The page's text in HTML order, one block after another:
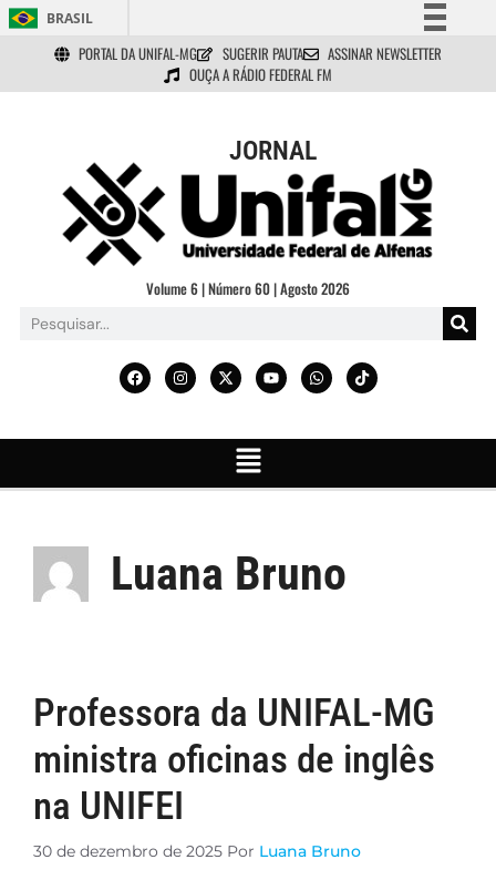
BRASIL
Simplifique!
Comunica BR
Acesso à informação
Legislação
Canais
PORTAL DA UNIFAL-MG SUGERIR PAUTA
ASSINAR NEWSLETTER
OUÇA A RÁDIO FEDERAL FM
JORNAL
Volume 6 | Número 60 | Agosto 2026
Luana Bruno
Professora da UNIFAL-MG
ministra oficinas de inglês
na UNIFEI
30 de dezembro de 2025 Por Luana Bruno